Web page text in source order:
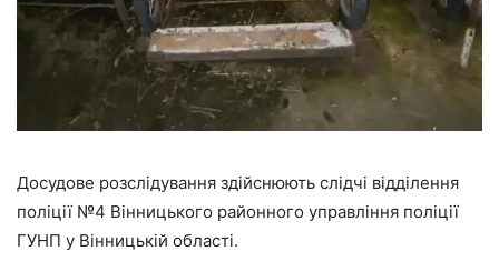
Досудове розслідування здійснюють слідчі відділення
поліції №4 Вінницького районного управління поліції
ГУНП у Вінницькій області.